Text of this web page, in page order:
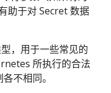
助于对 Secret 数据
，用于一些常见的
所执行的合法
不相同。